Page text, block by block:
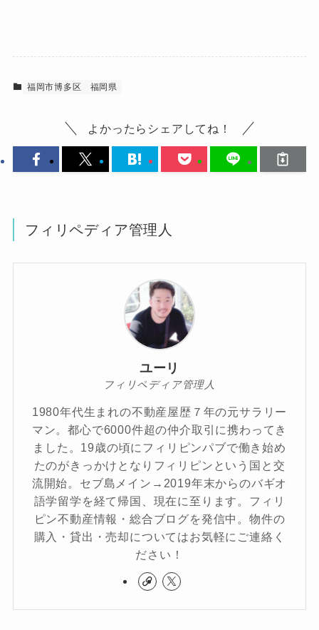
福岡市博多区 福岡県
よかったらシェアしてね！
フィリペディア管理人
ユーリ
フィリペディア管理人
1980年代生まれの不動産屋歴７年の元サラリー
マン。都心で6000件超の仲介取引に携わってき
ました。19歳の頃にフィリピンパブで働き始め
たのがきっかけとなりフィリピンという国と交
流開始。セブ島メイン→2019年末からのバギオ
語学留学を経て帰国、現在に至ります。フィリ
ピン不動産情報・総合ブログを発信中。物件の
購入・貸出・売却についてはお気軽にご連絡く
ださい！